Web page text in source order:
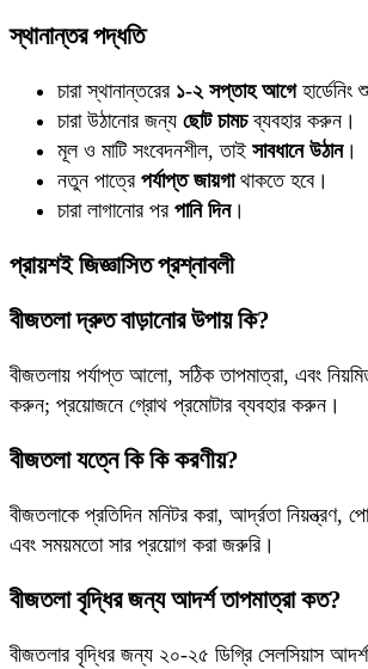
স্থানান্তর পদ্ধতি
চারা স্থানান্তরের ১-২ সপ্তাহ আগে
চারা উঠানোর জন্য ছোট চামচব্যবহার করুন।
মূল ও মাটি সংবেদনশীল, তাই সাবধানে উঠান।
নতুন পাত্রে পর্যাপ্ত জায়গাথাকতে হবে।
চারা লাগানোর পর পানি দিন।
প্রায়শই জিজ্ঞাসিত প্রশ্নাবলী
বীজতলা দ্রুত বাড়ানোর উপায় কি?
বীজতলায় পর্যাপ্ত আলো, সঠিক তাপমাত্রা, এবং
করুন; প্রয়োজনে গ্রোথ প্রমোটার ব্যবহার করুন।
বীজতলা যত্নে কি কি করণীয়?
বীজতলাকে প্রতিদিন মনিটর করা, আর্দ্রতা নিয়ন্ত্রণ,
এবং সময়মতো সার প্রয়োগ করা জরুরি।
বীজতলা বৃদ্ধির জন্য আদর্শ তাপমাত্রা কত?
বীজতলার বৃদ্ধির জন্য ২০-২৫ ডিগ্রি সেলসিয়াস আদর্শ